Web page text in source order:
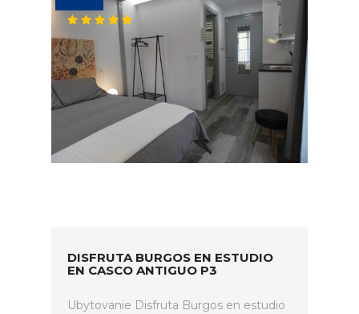
DISFRUTA BURGOS EN ESTUDIO
EN CASCO ANTIGUO P3
Ubytovanie Disfruta Burgos en estudio